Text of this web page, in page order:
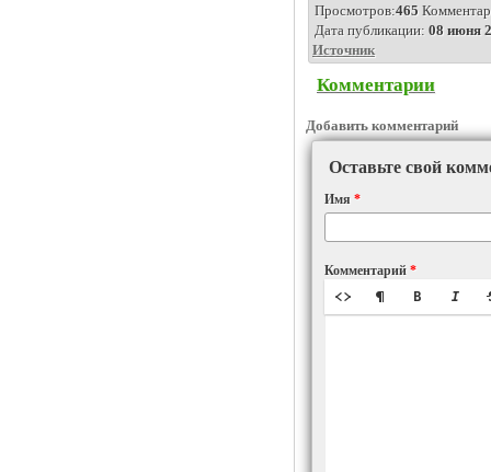
Просмотров:465
Дата публикации: 08 июня
Источник
Комментарии
Добавить комментарий
Оставьте свой
Имя *
Комментарий *